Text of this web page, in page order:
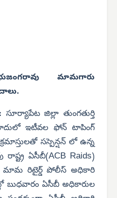
మామగారు
సూర్యాపేట జిల్లా తుంగతుర్తి
ఇటీవల ఫోన్ టాపింగ్
సస్పెన్షన్ లో ఉన్న
రాష్ట్ర ఏసీబీ(ACB Raids)
మామ రిటైర్డ్ పోలీస్ అధికారి
బుధవారం ఏసీబీ అధికారుల